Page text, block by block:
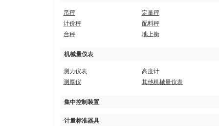
吊秤
定量秤
计价秤
配料秤
台秤
地上衡
·机械量仪表
测力仪表
高度计
测厚仪
其他机械量仪表
·集中控制装置
·计量标准器具